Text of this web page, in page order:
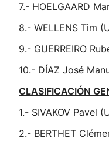
7.- HOELGAARD
8.- WELLENS Tim
9.- GUERREIRO
10.- DÍAZ José
CLASIFICACIÓN
1.- SIVAKOV Pavel
2.- BERTHET